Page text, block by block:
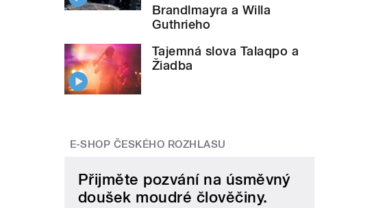
Brandlmayra a Willa
Guthrieho
Tajemná slova Talaqpo a
Žiadba
E-SHOP ČESKÉHO ROZHLASU
Přijměte pozvání na úsměvný
doušek moudré člověčiny.